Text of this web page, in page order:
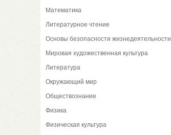
Математика
Литературное чтение
Основы безопасности жизнедеятельности
Мировая художественная культура
Литература
Окружающий мир
Обществознание
Физика
Физическая культура